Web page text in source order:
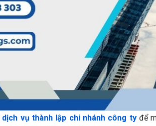
dịch vụ thành lập chi nhánh công tyđể